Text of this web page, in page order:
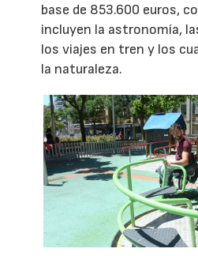
base de 853.600 euros,
incluyen la astronomía,
los viajes en tren y los
la naturaleza.